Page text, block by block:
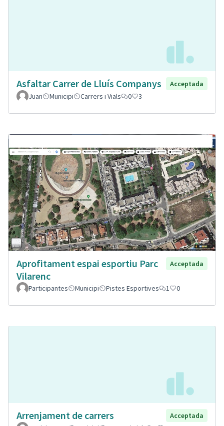
Asfaltar Carrer de Lluís Companys
Acceptada
Juan
Municipi Carrers i Vials 0 3
Aprofitament espai esportiu Parc
Vilarenc
Acceptada
Participantes Municipi Pistes Esportives 1 0
Arrenjament de carrers
Acceptada